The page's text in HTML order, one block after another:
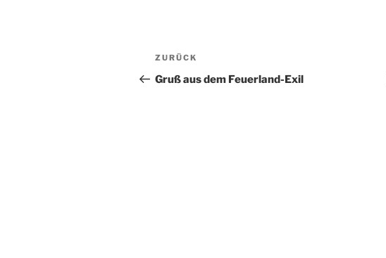
Beitragsnavigation
Vorheriger
Beitrag
ZURÜCK
Gruß aus dem Feuerland-Exil